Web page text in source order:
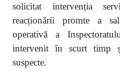
solicitat intervenția
reacționării promte a
operativă a
intervenit în scurt timp
suspecte.